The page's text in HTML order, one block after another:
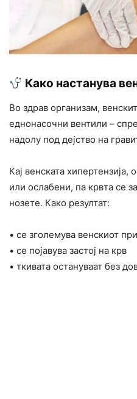
Како настанува
Во здрав организам,
еднонасочни вентили –
надолу под дејство на
Кај венската
или ослабени, па крвта се
нозете. Како резултат:
• се зголемува венскиот
• се појавува застој на крв
• ткивата остануваат без